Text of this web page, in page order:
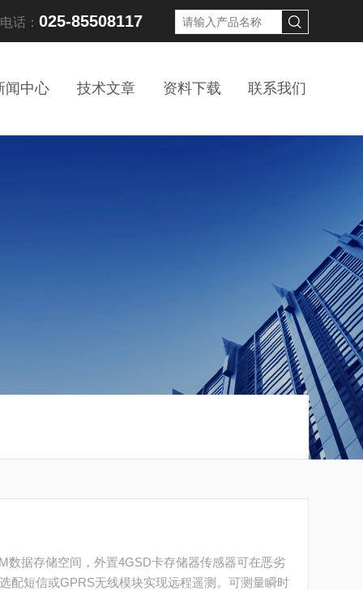
话： 025-85508117
闻中心 技术文章 资料下载 联系我们
数据存储空间，外置4GSD卡存储器传感器可在恶劣
配短信或GPRS无线模块实现远程遥测。可测量瞬时